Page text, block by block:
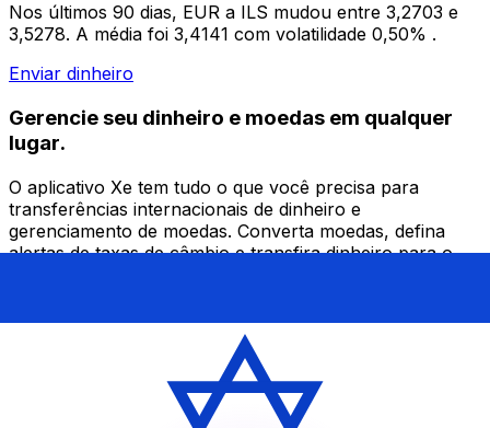
Nos últimos 90 dias, EUR a ILS mudou entre 3,2703 e
3,5278. A média foi 3,4141 com volatilidade 0,50% .
Enviar dinheiro
Gerencie seu dinheiro e moedas em qualquer
lugar.
O aplicativo Xe tem tudo o que você precisa para
transferências internacionais de dinheiro e
gerenciamento de moedas. Converta moedas, defina
alertas de taxas de câmbio e transfira dinheiro para o